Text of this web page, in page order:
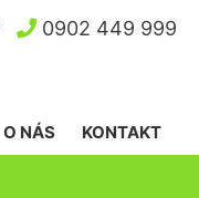
0902 449 999
KONTAKT
O NÁS